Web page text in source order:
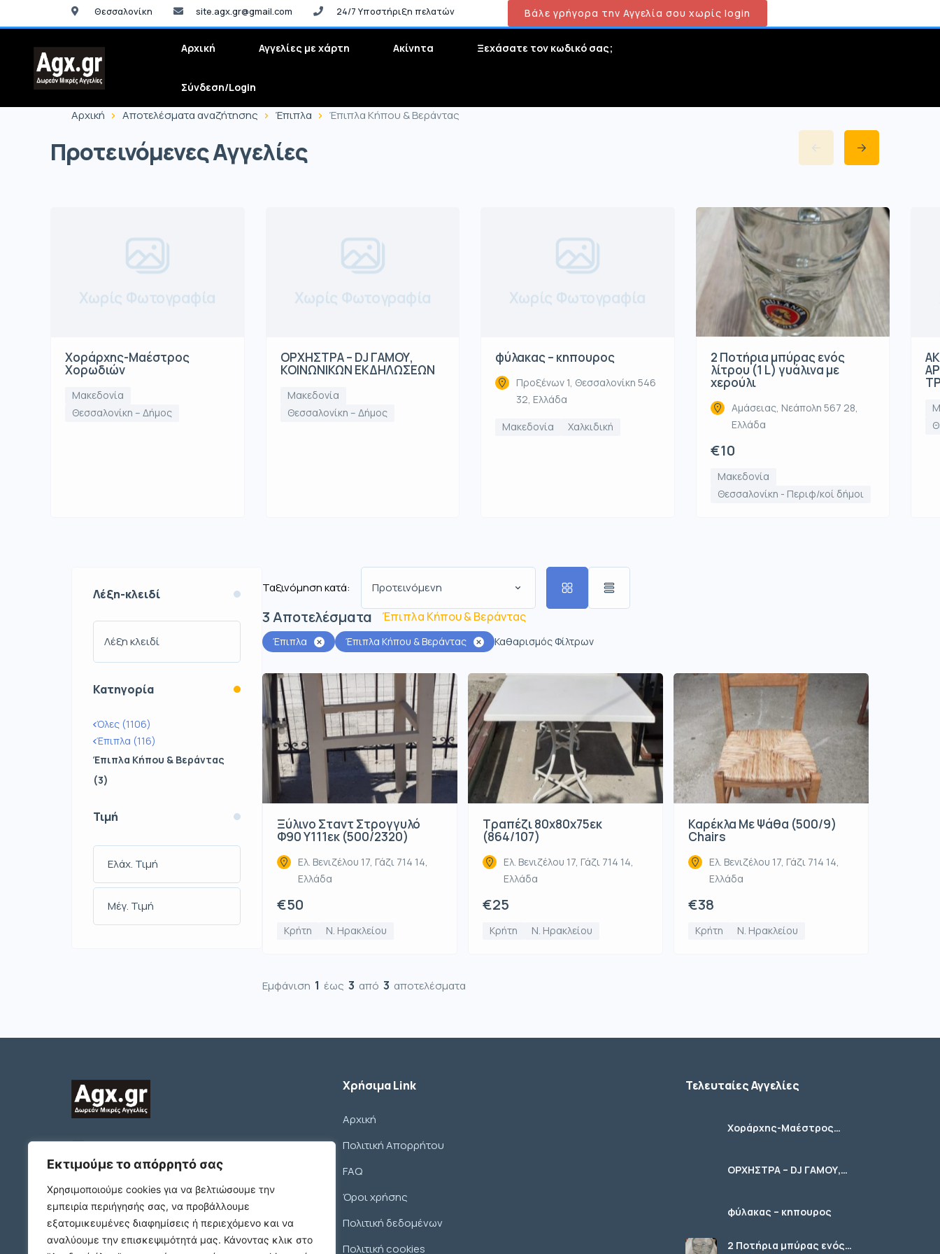
Εκτιμούμε το απόρρητό σας
Χρησιμοποιούμε cookies για να βελτιώσουμε την
εμπειρία περιήγησής σας, να προβάλλουμε
εξατομικευμένες διαφημίσεις ή περιεχόμενο και να
αναλύουμε την επισκεψιμότητά μας. Κάνοντας κλικ στο
Θεσσαλονίκη site.agx.gr@gmail.com 24/7 Υποστήριξη πελατών Βάλε γρήγορα την Αγγελία σου χωρίς login
Αρχική Αγγελίες με χάρτη Ακίνητα Ξεχάσατε τον κωδικό σας;
Σύνδεση/Login
Αρχική Αποτελέσματα αναζήτησης Έπιπλα Έπιπλα Κήπου & Βεράντας
Προτεινόμενες Αγγελίες
Χωρίς Φωτογραφία
Χοράρχης-Μαέστρος
Χορωδιών
Μακεδονία
Θεσσαλονίκη – Δήμος
Χωρίς Φωτογραφία
ΟΡΧΗΣΤΡΑ – DJ ΓΑΜΟΥ,
ΚΟΙΝΩΝΙΚΩΝ ΕΚΔΗΛΩΣΕΩΝ
Μακεδονία
Θεσσαλονίκη – Δήμος
Χωρίς Φωτογραφία
φύλακας – κηπουρος
Προξένων 1, Θεσσαλονίκη 546
32, Ελλάδα
Μακεδονία Χαλκιδική
2 Ποτήρια μπύρας ενός
λίτρου (1 L) γυάλινα με
χερούλι
Αμάσειας, Νεάπολη 567 28,
Ελλάδα
€10
Μακεδονία
Θεσσαλονίκη - Περιφ/κοί δήμοι
Λέξη-κλειδί
Κατηγορία
Όλες (1106)
Έπιπλα (116)
Έπιπλα Κήπου & Βεράντας
(3)
Τιμή
3Αποτελέσματα Έπιπλα Κήπου & Βεράντας
Ταξινόμηση κατά: Προτεινόμενη
Έπιπλα Έπιπλα Κήπου & Βεράντας Καθαρισμός Φίλτρων
Ξύλινο Σταντ Στρογγυλό
Φ90 Υ111εκ (500/2320)
Ελ. Βενιζέλου 17, Γάζι 714 14,
Ελλάδα
€50
Κρήτη Ν. Ηρακλείου
Τραπέζι 80x80x75εκ
(864/107)
Ελ. Βενιζέλου 17, Γάζι 714 14,
Ελλάδα
€25
Κρήτη Ν. Ηρακλείου
Καρέκλα Με Ψάθα (500/9)
Chairs
Ελ. Βενιζέλου 17, Γάζι 714 14,
Ελλάδα
€38
Κρήτη Ν. Ηρακλείου
Εμφάνιση 1 έως 3 από 3 αποτελέσματα
ΠΛΑΤΩΝΟΣ 1 Τ.Κ. 54631
support@agx.gr
Follow our social media
Χρήσιμα Link
Αρχική
Πολιτική Απορρήτου
FAQ
Όροι χρήσης
Πολιτική δεδομένων
Πολιτική cookies
Τελευταίες Αγγελίες
Χοράρχης-Μαέστρος
Χορωδιών
ΟΡΧΗΣΤΡΑ – DJ ΓΑΜΟΥ,
ΚΟΙΝΩΝΙΚΩΝ ΕΚΔΗΛΩΣΕΩΝ
φύλακας – κηπουρος
2 Ποτήρια μπύρας ενός